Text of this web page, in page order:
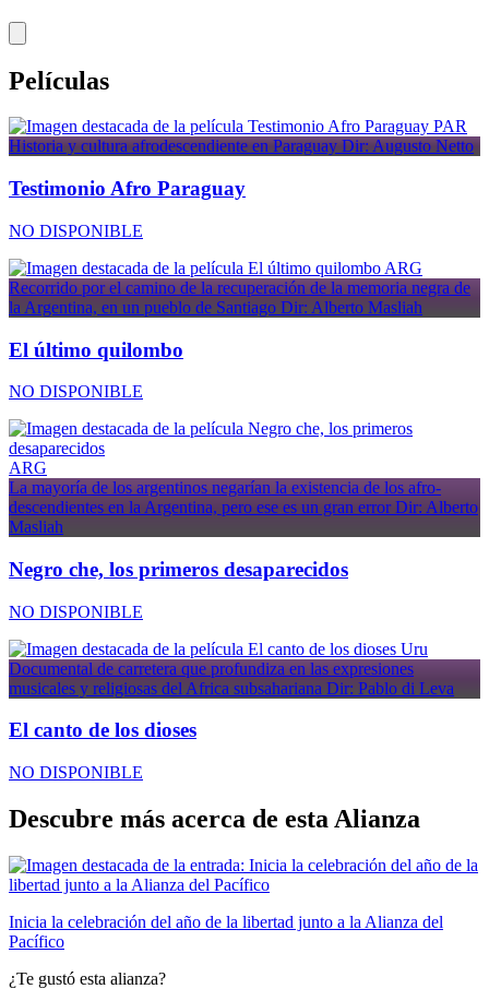
Películas
PAR
Historia y cultura afrodescendiente en ParaguayDir: Augusto Netto
Testimonio Afro Paraguay
NO DISPONIBLE
ARG
Recorrido por el camino de la recuperación de la memoria negra de
la Argentina, en un pueblo de Santiago Dir: Alberto Masliah
El último quilombo
NO DISPONIBLE
ARG
La mayoría de los argentinos negarían la existencia de los afro-
descendientes en la Argentina, pero ese es un gran errorDir: Alberto
Masliah
Negro che, los primeros desaparecidos
NO DISPONIBLE
Uru
Documental de carretera que profundiza en las expresiones
musicales y religiosas del Africa subsahariana Dir: Pablo di Leva
El canto de los dioses
NO DISPONIBLE
Descubre más acerca de esta Alianza
Inicia la celebración del año de la libertad junto a la Alianza del
Pacífico
¿Te gustó esta alianza?